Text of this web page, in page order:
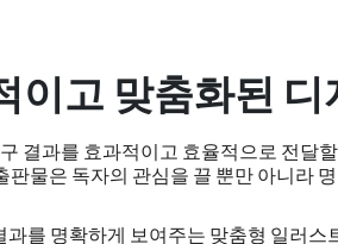
이고 맞춤화된 디
결과를 효과적이고 효율적으로 전달
물은 독자의 관심을 끌 뿐만 아니라
과를 명확하게 보여주는 맞춤형 일러스